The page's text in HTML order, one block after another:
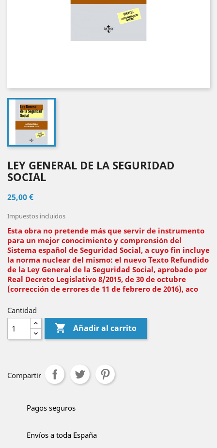
LEY GENERAL DE LA SEGURIDAD
SOCIAL
25,00 €
Impuestos incluidos
Esta obra no pretende más que servir de instrumento
para un mejor conocimiento y comprensión del
Sistema español de Seguridad Social, a cuyo fin incluye
la norma nuclear del mismo: el nuevo Texto Refundido
de la Ley General de la Seguridad Social, aprobado por
Real Decreto Legislativo 8/2015, de 30 de octubre
(corrección de errores de 11 de febrero de 2016), aco
Cantidad
 Añadir al carrito
Compartir
Pagos seguros
Envíos a toda España